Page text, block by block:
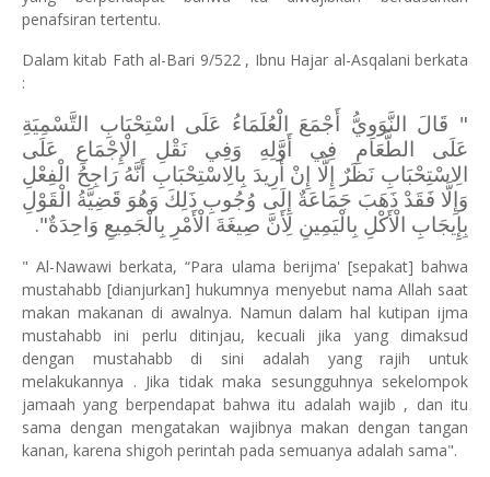
penafsiran tertentu.
Dalam kitab Fath al-Bari 9/522 , Ibnu Hajar al-Asqalani berkata
:
" قَالَ النَّوَوِيُّ أَجْمَعَ الْعُلَمَاءُ عَلَى اسْتِحْبَابِ التَّسْمِيَةِ
عَلَى الطَّعَامِ فِي أَوَّلِهِ وَفِي نَقْلِ الْإِجْمَاعِ عَلَى
الِاسْتِحْبَابِ نَظَرٌ ‌إِلَّا ‌إِنْ ‌أُرِيدَ ‌بِالِاسْتِحْبَابِ ‌أَنَّهُ ‌رَاجِحُ ‌الْفِعْلِ
‌وَإِلَّا ‌فَقَدْ ‌ذَهَبَ ‌جَمَاعَةٌ ‌إِلَى ‌وُجُوبِ ذَلِكَ وَهُوَ قَضِيَّةُ الْقَوْلِ
بِإِيجَابِ الْأَكْلِ بِالْيَمِينِ لِأَنَّ صِيغَةَ الْأَمْرِ بِالْجَمِيعِ وَاحِدَةٌ".
" Al-Nawawi berkata, “Para ulama berijma' [sepakat] bahwa
mustahabb [dianjurkan] hukumnya menyebut nama Allah saat
makan makanan di awalnya. Namun dalam hal kutipan ijma
mustahabb ini perlu ditinjau, kecuali jika yang dimaksud
dengan mustahabb di sini adalah yang rajih untuk
melakukannya . Jika tidak maka sesungguhnya sekelompok
jamaah yang berpendapat bahwa itu adalah wajib , dan itu
sama dengan mengatakan wajibnya makan dengan tangan
kanan, karena shigoh perintah pada semuanya adalah sama".